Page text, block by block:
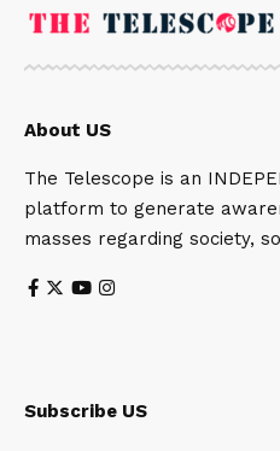
About US
The Telescope is an
platform to generate
masses regarding society,
Subscribe US